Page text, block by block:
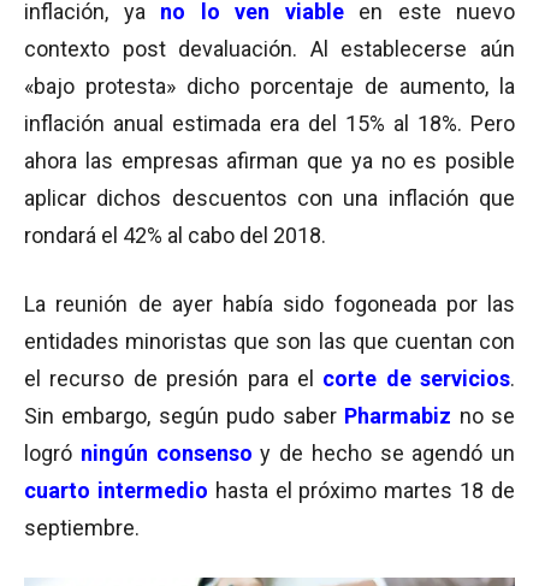
inflación, ya no lo ven viable
en este nuevo
contexto post devaluación. Al establecerse aún
«bajo protesta» dicho porcentaje de aumento, la
inflación anual estimada era del 15% al 18%. Pero
ahora las empresas afirman que ya no es posible
aplicar dichos descuentos con una inflación que
rondará el 42% al cabo del 2018.
La reunión de ayer había sido fogoneada por las
entidades minoristas que son las que cuentan con
el recurso de presión para el corte de servicios.
Sin embargo, según pudo saber Pharmabiz no se
logró ningún consenso y de hecho se agendó un
cuarto intermedio hasta el próximo martes 18 de
septiembre.